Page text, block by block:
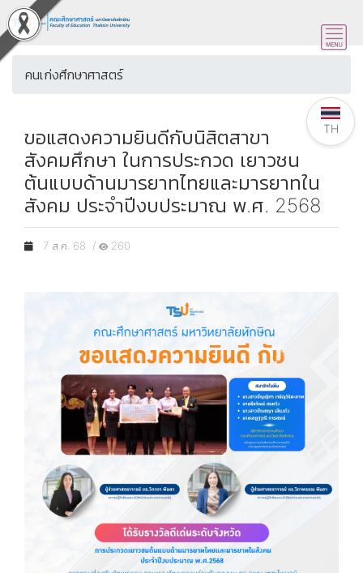
คนเก่งศึกษาศาสตร์
ขอแสดงความยินดีกับนิสิตสาขา
สังคมศึกษา ในการประกวด เยาวชน
ต้นแบบด้านมารยาทไทยและมารยาทใน
สังคม ประจำปีงบประมาณ พ.ศ. 2568
7 ส.ค. 68 / 260
TH